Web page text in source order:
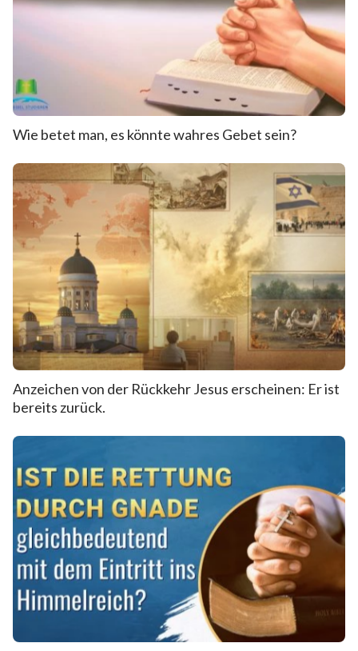
Wie betet man, es könnte wahres Gebet sein?
Anzeichen von der Rückkehr Jesus erscheinen: Er ist
bereits zurück.